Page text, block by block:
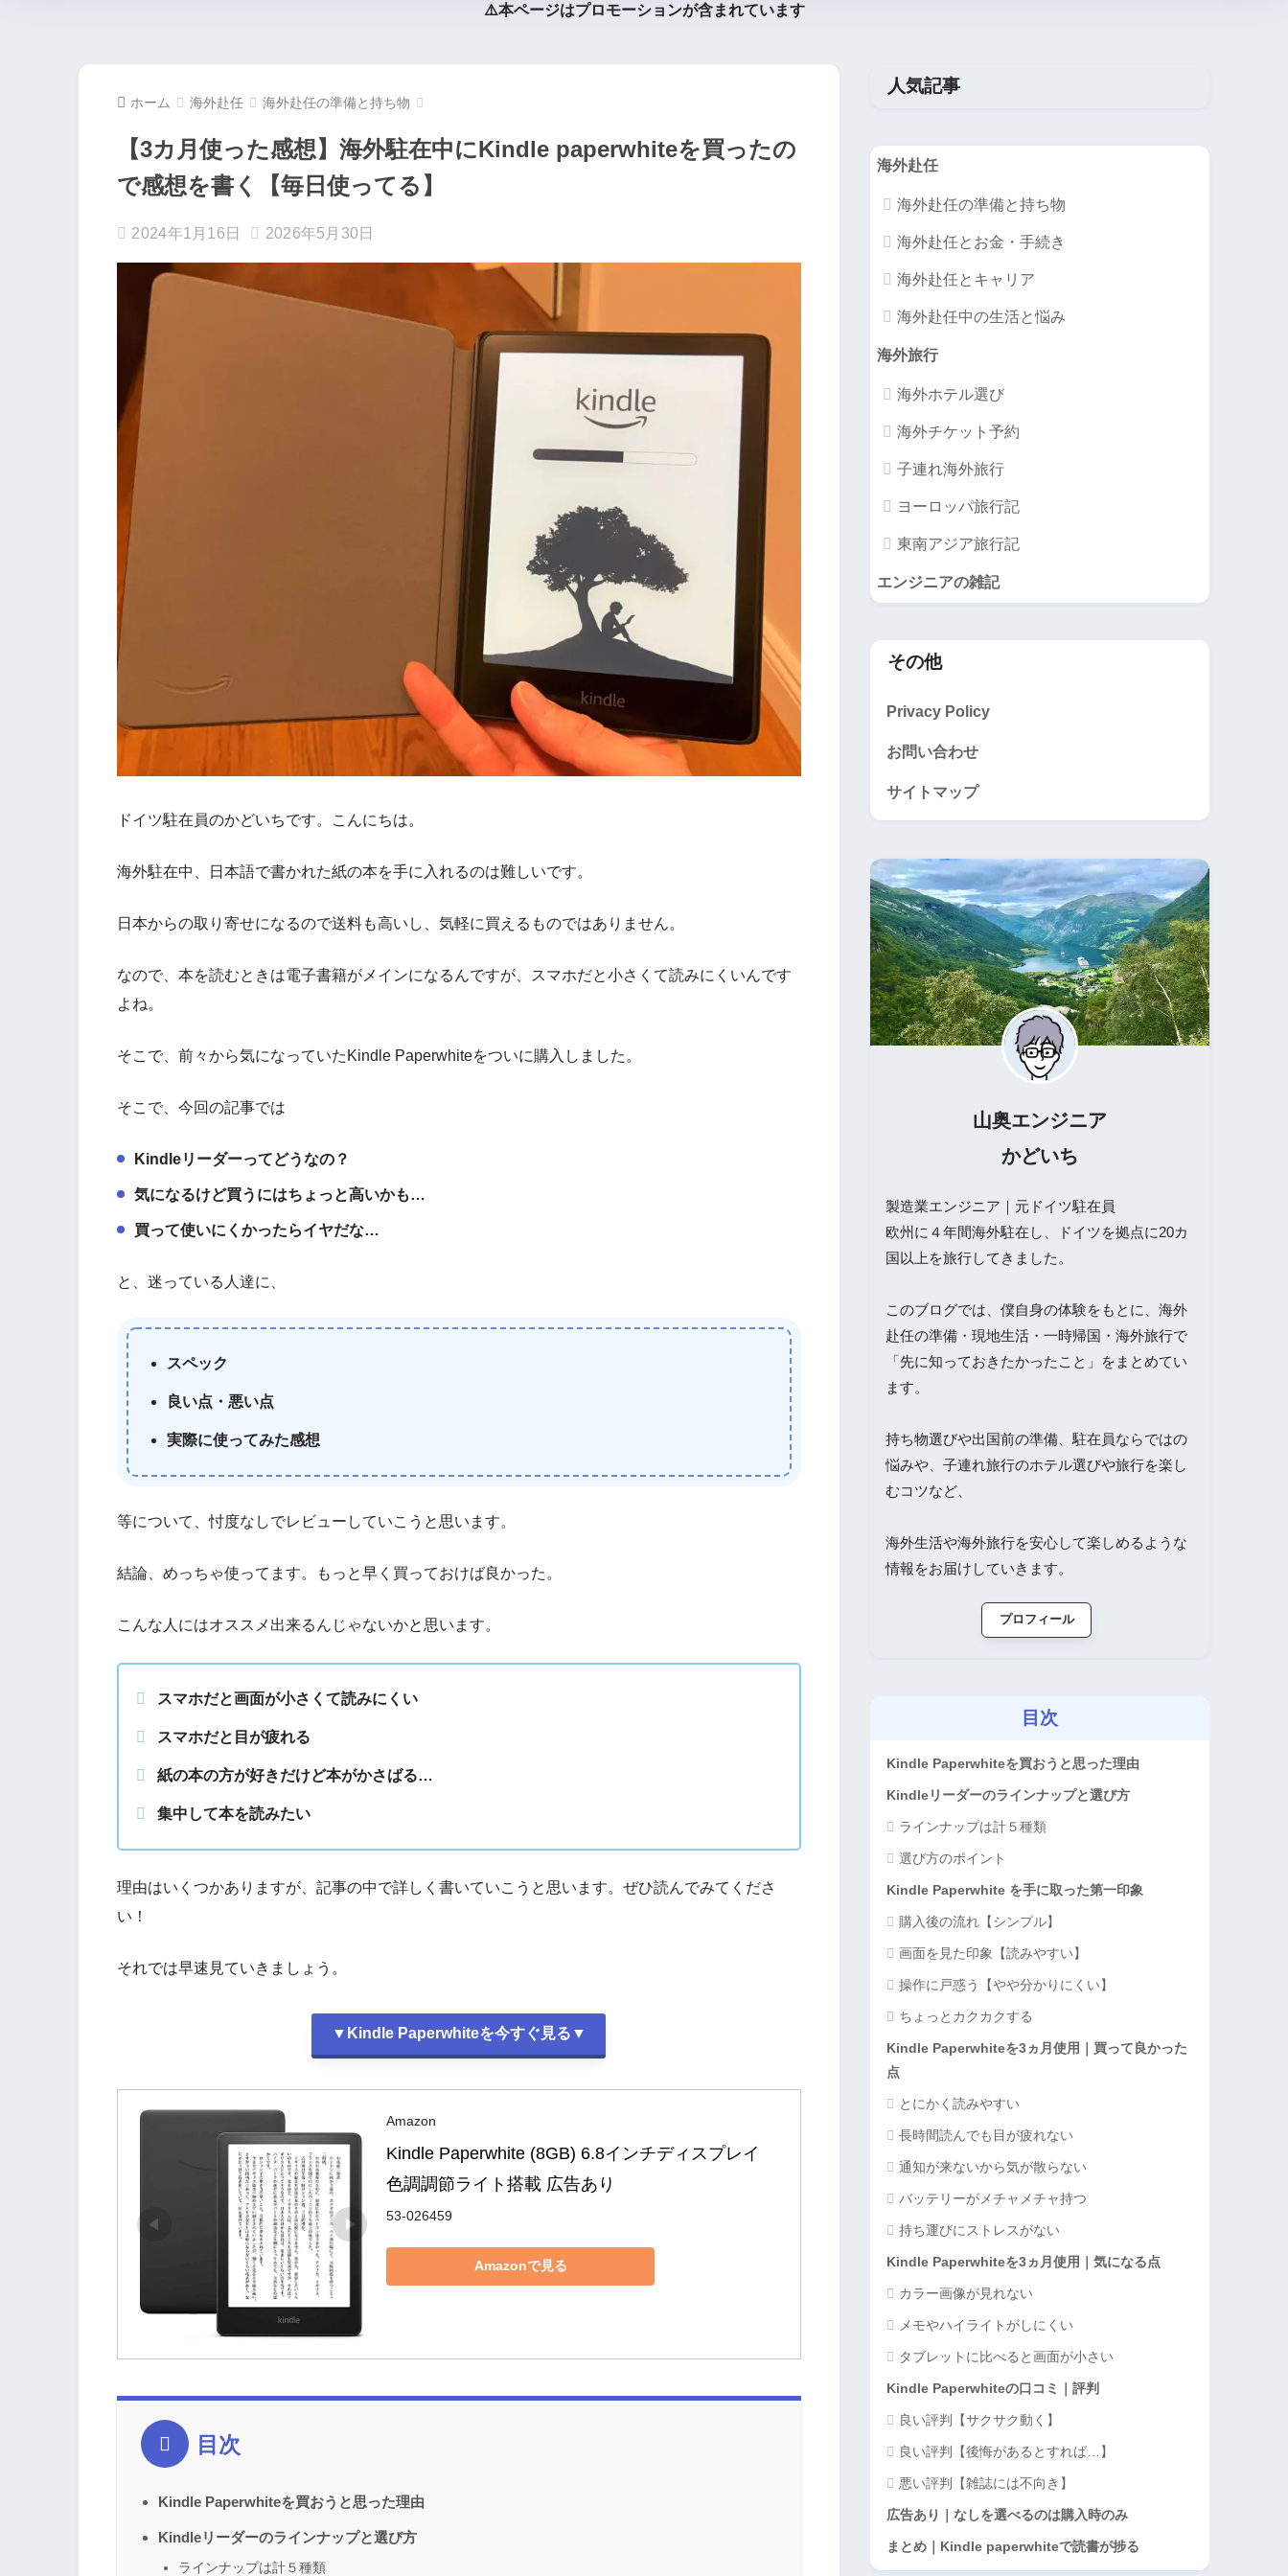
⚠️本ページはプロモーションが含まれています
ホーム 海外赴任 海外赴任の準備と持ち物
【3カ月使った感想】海外駐在中にKindle paperwhiteを買ったの
で感想を書く【毎日使ってる】
2024年1月16日 2026年5月30日
ドイツ駐在員のかどいちです。こんにちは。
海外駐在中、日本語で書かれた紙の本を手に入れるのは難しいです。
日本からの取り寄せになるので送料も高いし、気軽に買えるものではありません。
なので、本を読むときは電子書籍がメインになるんですが、スマホだと小さくて読みにくいんです
よね。
そこで、前々から気になっていたKindle Paperwhiteをついに購入しました。
そこで、今回の記事では
Kindleリーダーってどうなの？
気になるけど買うにはちょっと高いかも…
買って使いにくかったらイヤだな…
と、迷っている人達に、
スペック
良い点・悪い点
実際に使ってみた感想
等について、忖度なしでレビューしていこうと思います。
結論、めっちゃ使ってます。もっと早く買っておけば良かった。
こんな人にはオススメ出来るんじゃないかと思います。
スマホだと画面が小さくて読みにくい
スマホだと目が疲れる
紙の本の方が好きだけど本がかさばる…
集中して本を読みたい
理由はいくつかありますが、記事の中で詳しく書いていこうと思います。ぜひ読んでみてくださ
い！
それでは早速見ていきましょう。
▼Kindle Paperwhiteを今すぐ見る▼
Amazon
Kindle Paperwhite (8GB) 6.8インチディスプレイ
色調調節ライト搭載 広告あり
53-026459
Amazonで見る
目次
Kindle Paperwhiteを買おうと思った理由
Kindleリーダーのラインナップと選び方
ラインナップは計５種類
人気記事
海外赴任
海外赴任の準備と持ち物
海外赴任とお金・手続き
海外赴任とキャリア
海外赴任中の生活と悩み
海外旅行
海外ホテル選び
海外チケット予約
子連れ海外旅行
ヨーロッパ旅行記
東南アジア旅行記
エンジニアの雑記
その他
Privacy Policy
お問い合わせ
サイトマップ
山奥エンジニア
かどいち
製造業エンジニア｜元ドイツ駐在員
欧州に４年間海外駐在し、ドイツを拠点に20カ
国以上を旅行してきました。
このブログでは、僕自身の体験をもとに、海外
赴任の準備・現地生活・一時帰国・海外旅行で
「先に知っておきたかったこと」をまとめてい
ます。
持ち物選びや出国前の準備、駐在員ならではの
悩みや、子連れ旅行のホテル選びや旅行を楽し
むコツなど、
海外生活や海外旅行を安心して楽しめるような
情報をお届けしていきます。
プロフィール
目次
Kindle Paperwhiteを買おうと思った理由
Kindleリーダーのラインナップと選び方
ラインナップは計５種類
選び方のポイント
Kindle Paperwhite を手に取った第一印象
購入後の流れ【シンプル】
画面を見た印象【読みやすい】
操作に戸惑う【やや分かりにくい】
ちょっとカクカクする
Kindle Paperwhiteを3ヵ月使用｜買って良かった
点
とにかく読みやすい
長時間読んでも目が疲れない
通知が来ないから気が散らない
バッテリーがメチャメチャ持つ
持ち運びにストレスがない
Kindle Paperwhiteを3ヵ月使用｜気になる点
カラー画像が見れない
メモやハイライトがしにくい
タブレットに比べると画面が小さい
Kindle Paperwhiteの口コミ｜評判
良い評判【サクサク動く】
良い評判【後悔があるとすれば…】
悪い評判【雑誌には不向き】
広告あり｜なしを選べるのは購入時のみ
まとめ｜Kindle paperwhiteで読書が捗る